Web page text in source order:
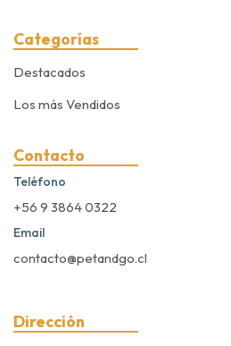
Categorías
Destacados
Los más Vendidos
Contacto
Teléfono
+56 9 3864 0322
Email
contacto@petandgo.cl
Dirección